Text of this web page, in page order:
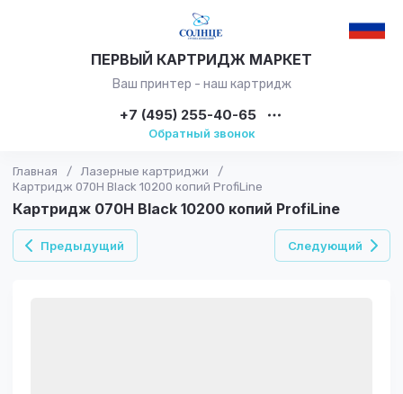
ПЕРВЫЙ КАРТРИДЖ МАРКЕТ
Ваш принтер - наш картридж
+7 (495) 255-40-65
Обратный звонок
Главная / Лазерные картриджи
/
Картридж 070H Black 10200 копий ProfiLine
Картридж 070H Black 10200 копий ProfiLine
Предыдущий Следующий